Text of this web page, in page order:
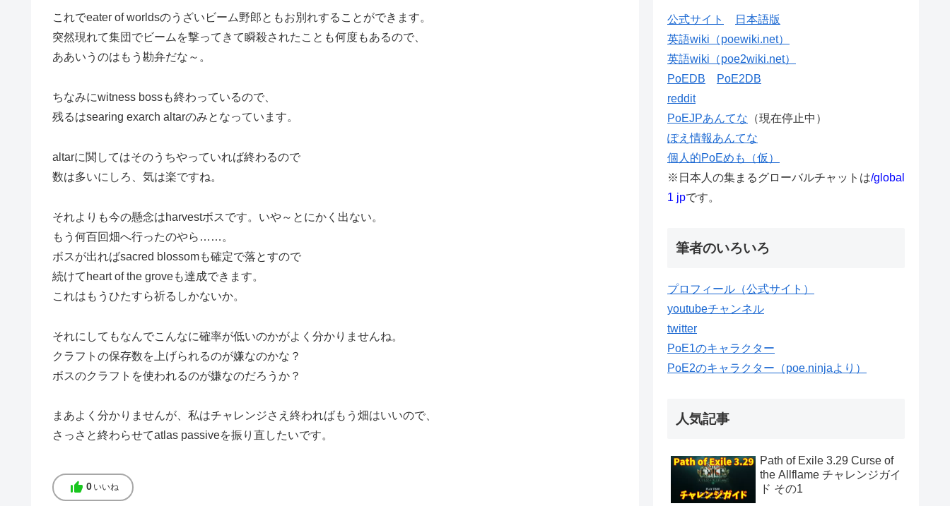
これでeater of worldsのうざいビーム野郎ともお別れすることができます。
突然現れて集団でビームを撃ってきて瞬殺されたことも何度もあるので、
ああいうのはもう勘弁だな～。
ちなみにwitness bossも終わっているので、
残るはsearing exarch altarのみとなっています。
altarに関してはそのうちやっていれば終わるので
数は多いにしろ、気は楽ですね。
それよりも今の懸念はharvestボスです。いや～とにかく出ない。
もう何百回畑へ行ったのやら……。
ボスが出ればsacred blossomも確定で落とすので
続けてheart of the groveも達成できます。
これはもうひたすら祈るしかないか。
それにしてもなんでこんなに確率が低いのかがよく分かりませんね。
クラフトの保存数を上げられるのが嫌なのかな？
ボスのクラフトを使われるのが嫌なのだろうか？
まあよく分かりませんが、私はチャレンジさえ終わればもう畑はいいので、
さっさと終わらせてatlas passiveを振り直したいです。
thumb_up 0 いいね
公式サイト
日本語版
英語wiki（poewiki.net）
英語wiki（poe2wiki.net）
PoEDB
PoE2DB
reddit
PoEJPあんてな （現在停止中）
ぽえ情報あんてな
個人的PoEめも（仮）
※日本人の集まるグローバルチャットは/global
1 jpです。
筆者のいろいろ
プロフィール（公式サイト）
youtubeチャンネル
twitter
PoE1のキャラクター
PoE2のキャラクター（poe.ninjaより）
人気記事
Path of Exile 3.29 Curse of
the Allflame チャレンジガイ
ド その1